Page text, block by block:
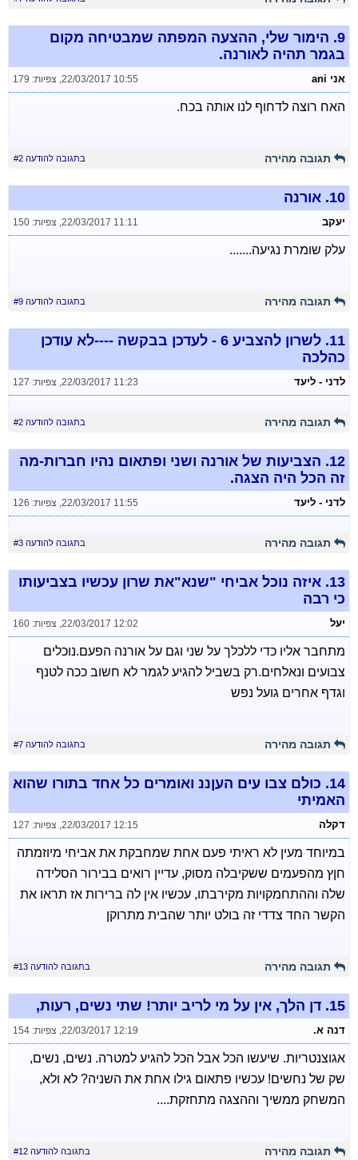
9. הימור שלי, ההצעה המפתה שמבטיחה מקום
בגמר תהיה לאורנה.
אני ani 22/03/2017 10:55
, צפיות: 179
האח רוצה לדחוף לנו אותה בכח.
תגובה מהירה בתגובה להודעה #2
10. אורנה
יעקב 22/03/2017 11:11
, צפיות: 150
עלק שומרת נגיעה.......
תגובה מהירה בתגובה להודעה #9
11.
לשרון להצביע 6 - לעדכן בבקשה ----לא עודכן
כהלכה
לדני - ליעד 22/03/2017 11:23
, צפיות: 127
תגובה מהירה בתגובה להודעה #2
12. הצביעות של אורנה ושני ופתאום נהיו חברות-מה
זה הכל היה הצגה.
לדני - ליעד 22/03/2017 11:55
, צפיות: 126
תגובה מהירה בתגובה להודעה #3
13. איזה נוכל אביחי "שנא"את שרון עכשיו בצביעותו
כי רבה
יעל 22/03/2017 12:02
, צפיות: 160
מתחבר אליו כדי ללכלך על שני וגם על אורנה הפעם.נוכלים
צבועים ונאלחים.רק בשביל להגיע לגמר לא חשוב ככה לטנף
וגדף אחרים גועל נפש
תגובה מהירה בתגובה להודעה #7
14. כולם צבו עים העןננ ואומרים כל אחד בתורו שהוא
האמיתי
דקלה 22/03/2017 12:15
, צפיות: 127
במיוחד מעין לא ראיתי פעם אחת שמחבקת את אביחי מיוזמתה
חןץ מהפעמים ששקיבלה מסוק, עדיין רואים בבירור הסלידה
שלה וההתחמקויות מקירבתו, עכשיו אין לה ברירות אז תראו את
הקשר החד צדדי זה בולט יותר שהבית מתרוקן
תגובה מהירה בתגובה להודעה #13
15. דן הלך, אין על מי לריב יותר! שתי נשים, רעות,
דנה א. 22/03/2017 12:19
, צפיות: 154
אגוצנטריות. שיעשו הכל אבל הכל להגיע למטרה. נשים, נשים,
שק של נחשים! עכשיו פתאום גילו אחת את השניה? לא ולא,
המשחק ממשיך וההצגה מתחזקת....
תגובה מהירה בתגובה להודעה #12